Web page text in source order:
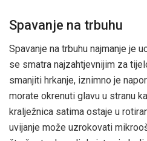
Spavanje na trbuhu
Spavanje na trbuhu najmanje je
se smatra najzahtjevnijim za
smanjiti hrkanje, iznimno je
morate okrenuti glavu u stranu
kralježnica satima ostaje u
uvijanje može uzrokovati